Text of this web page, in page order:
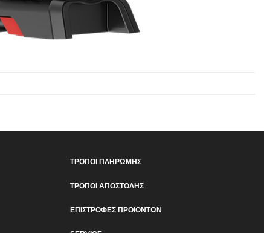
ΤΡΟΠΟΙ ΠΛΗΡΩΜΗΣ
ΤΡΟΠΟΙ ΑΠΟΣΤΟΛΗΣ
ΕΠΙΣΤΡΟΦΕΣ ΠΡΟΪΟΝΤΩΝ